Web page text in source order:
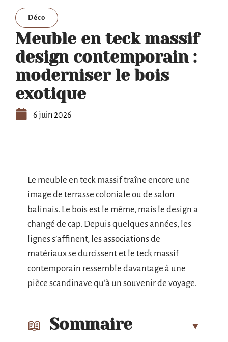
Déco
Meuble en teck massif
design contemporain :
moderniser le bois
exotique
6 juin 2026
Le meuble en teck massif traîne encore une
image de terrasse coloniale ou de salon
balinais. Le bois est le même, mais le design a
changé de cap. Depuis quelques années, les
lignes s’affinent, les associations de
matériaux se durcissent et le teck massif
contemporain ressemble davantage à une
pièce scandinave qu’à un souvenir de voyage.
Sommaire